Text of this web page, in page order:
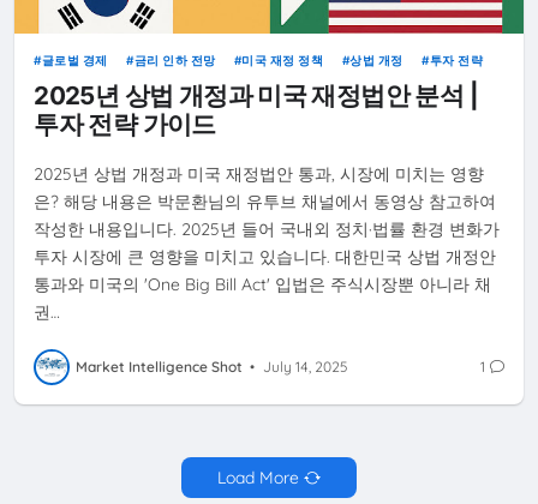
글로벌 경제 금리 인하 전망 미국 재정 정책 상법 개정 투자 전략
2025년 상법 개정과 미국 재정법안 분석 |
투자 전략 가이드
2025년 상법 개정과 미국 재정법안 통과, 시장에 미치는 영향
은? 해당 내용은 박문환님의 유투브 채널에서 동영상 참고하여
작성한 내용입니다. 2025년 들어 국내외 정치·법률 환경 변화가
투자 시장에 큰 영향을 미치고 있습니다. 대한민국 상법 개정안
통과와 미국의 'One Big Bill Act' 입법은 주식시장뿐 아니라 채
권…
Market Intelligence Shot • July 14, 2025 1
Load More